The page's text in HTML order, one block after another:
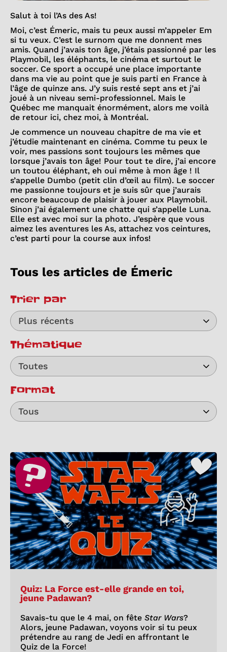
Salut à toi l’As des As!
Moi, c’est Émeric, mais tu peux aussi m’appeler Em
si tu veux. C’est le surnom que me donnent mes
amis. Quand j’avais ton âge, j’étais passionné par les
Playmobil, les éléphants, le cinéma et surtout le
soccer. Ce sport a occupé une place importante
dans ma vie au point que je suis parti en France à
l’âge de quinze ans. J’y suis resté sept ans et j’ai
joué à un niveau semi-professionnel. Mais le
Québec me manquait énormément, alors me voilà
de retour ici, chez moi, à Montréal.
Je commence un nouveau chapitre de ma vie et
j’étudie maintenant en cinéma. Comme tu peux le
voir, mes passions sont toujours les mêmes que
lorsque j’avais ton âge! Pour tout te dire, j’ai encore
un toutou éléphant, eh oui même à mon âge ! Il
s’appelle Dumbo (petit clin d’œil au film). Le soccer
me passionne toujours et je suis sûr que j’aurais
encore beaucoup de plaisir à jouer aux Playmobil.
Sinon j’ai également une chatte qui s’appelle Luna.
Elle est avec moi sur la photo. J’espère que vous
aimez les aventures les As, attachez vos ceintures,
c’est parti pour la course aux infos!
Tous les articles de Émeric
Trier par
Plus récents
Thématique
Toutes
Format
Tous
Quiz: La Force est-elle grande en toi,
jeune Padawan?
Savais-tu que le 4 mai, on fête Star Wars?
Alors, jeune Padawan, voyons voir si tu peux
prétendre au rang de Jedi en affrontant le
Quiz de la Force!